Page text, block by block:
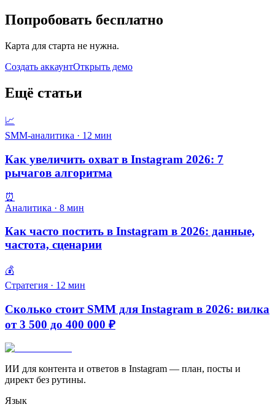
Попробовать бесплатно
Карта для старта не нужна.
Создать аккаунтОткрыть демо
Ещё статьи
📈
SMM-аналитика · 12 мин
Как увеличить охват в Instagram 2026: 7
рычагов алгоритма
⏰
Аналитика · 8 мин
Как часто постить в Instagram в 2026: данные,
частота, сценарии
💰
Стратегия · 12 мин
Сколько стоит SMM для Instagram в 2026: вилка
от 3 500 до 400 000 ₽
ИИ для контента и ответов в Instagram — план, посты и
директ без рутины.
Язык